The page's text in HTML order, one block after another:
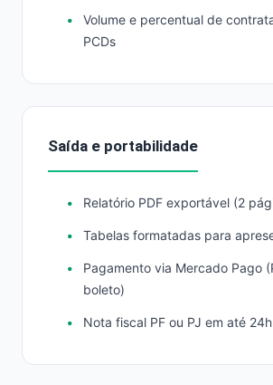
Volume e percentual de
PCDs
Saída e portabilidade
Relatório PDF exportável (2
Tabelas formatadas para
Pagamento via Mercado Pago
boleto)
Nota fiscal PF ou PJ em até